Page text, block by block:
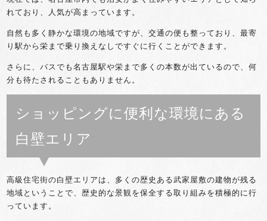
れており、人気が高まっています。
自然も多く静かな環境の地域ですが、交通の便も整っており、最寄
り駅から栄まで乗り換えなしですぐに行くことができます。
さらに、バスでも名古屋駅や栄まで多くの本数が出ているので、何
分も待たされることもありません。
ショッピングに便利な環境にある
白壁エリア
高級住宅街の白壁エリアは、多くの歴史ある武家屋敷の建物が残る
地域ということで、歴史的な景観を保全する取り組みを積極的に行
っています。